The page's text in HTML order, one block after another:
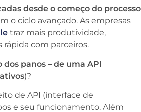
desde o começo do processo
o ciclo avançado. As empresas
traz mais produtividade,
rápida com parceiros.
panos – de uma API
)?
de API (interface de
e seu funcionamento. Além